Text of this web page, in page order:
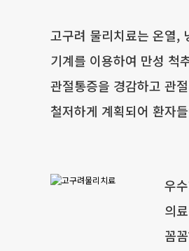
고구려 물리치료는 온열,
기계를 이용하여 만성 척
관절통증을 경감하고 관
철저하게 계획되어 환자
우
의
꼼